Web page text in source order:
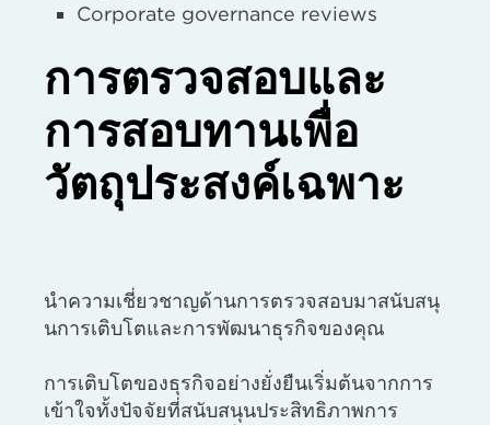
Corporate governance reviews
การตรวจสอบและ
การสอบทานเพื่อ
วัตถุประสงค์เฉพาะ
นำความเชี่ยวชาญด้านการตรวจสอบมาสนับสนุ
นการเติบโตและการพัฒนาธุรกิจของคุณ
การเติบโตของธุรกิจอย่างยั่งยืนเริ่มต้นจากการ
เข้าใจทั้งปัจจัยที่สนับสนุนประสิทธิภาพการ